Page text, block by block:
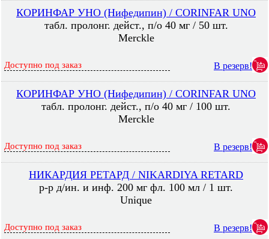
КОРИНФАР УНО (Нифедипин) / CORINFAR UNO
табл. пролонг. дейст., п/о 40 мг / 50 шт.
Merckle
Доступно под заказ В резерв!
КОРИНФАР УНО (Нифедипин) / CORINFAR UNO
табл. пролонг. дейст., п/о 40 мг / 100 шт.
Merckle
Доступно под заказ В резерв!
НИКАРДИЯ РЕТАРД / NIKARDIYA RETARD
р-р д/ин. и инф. 200 мг фл. 100 мл / 1 шт.
Unique
Доступно под заказ В резерв!